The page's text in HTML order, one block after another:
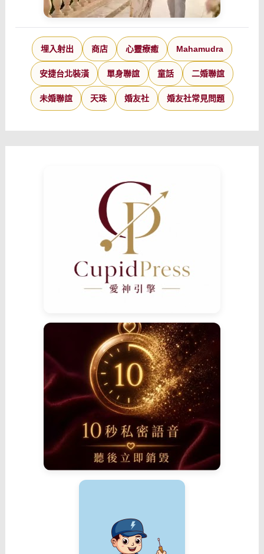
埋入射出 商店 心靈療癒 Mahamudra
安捷台北裝潢 單身聯誼 童話 二婚聯誼
未婚聯誼 天珠 婚友社 婚友社常見問題